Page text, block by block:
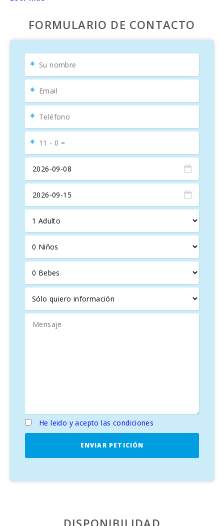
para 6 personas y está integrada con una cocina
totalmente equipada que incluye:
Microondas
Nevera y congelador
Lavavajillas
Cafeteras Nespresso y alemana
Tostadora y hervidor de agua
Vajilla completa y cubiertos
Además, la casa cuenta con una lavadora, plancha y tabla
de planchar. En la planta baja, encontrarás un dormitorio
con dos camas individuales y ventilador. En la primera
planta, hay dos dormitorios adicionales, ambos con cama
de matrimonio, y uno de ellos con armario. Si viajas con un
bebé, podemos proporcionarte una cuna. La casa tiene
tres baños con ducha, uno en la planta baja, otro en la
planta alta y un tercero exterior.
RELÁJATE EN LA PISCINA Y DISFRUTA DE LAS
ACTIVIDADES
Además de todas las comodidades interiores,La Cigarra
Can Carrasco cuenta con una encantadora piscina de
cloro de 5x10 m, con profundidades que oscilan entre 120
y 190 cm. Disfruta de refrescantes chapuzones o compite
en emocionantes partidos de waterpolo para mantenerte
en forma. Los niños pueden jugar en la amplia zona de
césped, mientras que los adultos se relajan en cómodas
La finca cuenta con un huerto ecológico donde los
huéspedes pueden disfrutar de hortalizas frescas sin coste
espacio de aparcamiento exterior para tres o cuatro
FORMULARIO DE CONTACTO
He leido y acepto las condiciones
ENVIAR PETICIÓN
DISPONIBILIDAD